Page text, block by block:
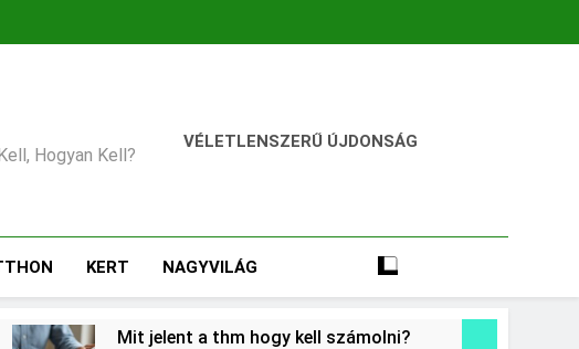
Hogyan Kell?
VÉLETLENSZERŰ ÚJDONSÁG
KERT NAGYVILÁG
Mit jelent a thm hogy kell számolni?